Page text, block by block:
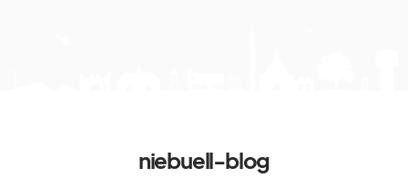
niebuell-blog